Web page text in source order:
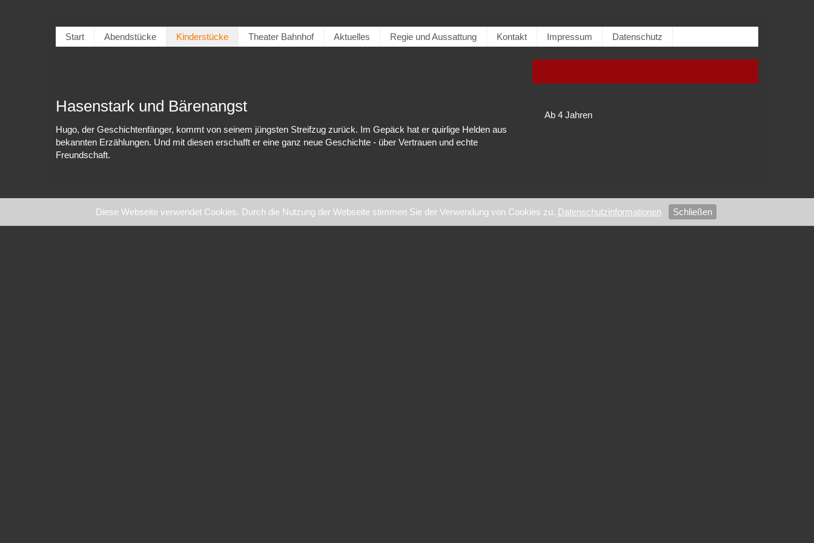
Start Abendstücke Kinderstücke Theater Bahnhof Aktuelles Regie und Aussattung Kontakt Impressum Datenschutz
Hasenstark und Bärenangst
Hugo, der Geschichtenfänger, kommt von seinem jüngsten Streifzug zurück. Im Gepäck hat er quirlige Helden aus
bekannten Erzählungen. Und mit diesen erschafft er eine ganz neue Geschichte - über Vertrauen und echte
Freundschaft.
Ab 4 Jahren
Diese Webseite verwendet Cookies. Durch die Nutzung der Webseite stimmen Sie der Verwendung von Cookies zu. Datenschutzinformationen Schließen